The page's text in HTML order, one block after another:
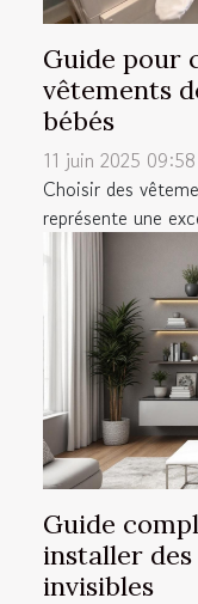
Guide pour
vêtements
bébés
11 juin 2025 09:58
Choisir des
représente une
Guide
installer
invisibles